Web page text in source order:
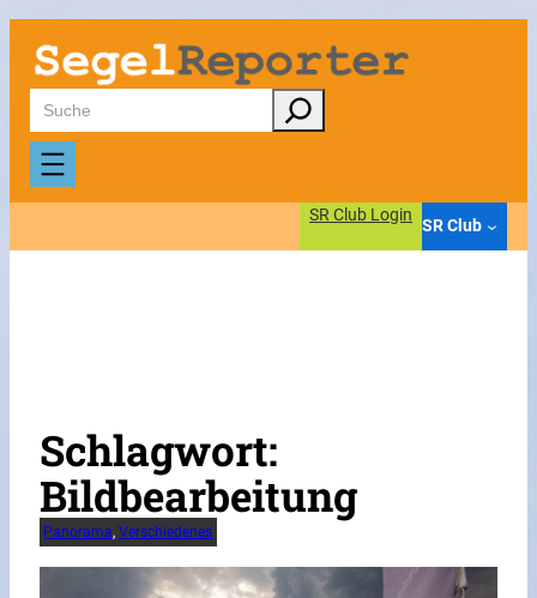
Zum
Inhalt
springen
Suchen
SR Club Login
SR Club
Schlagwort:
Bildbearbeitung
Panorama, Verschiedenes